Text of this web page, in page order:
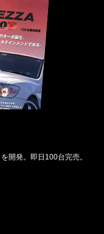
開発。即日100台完売。